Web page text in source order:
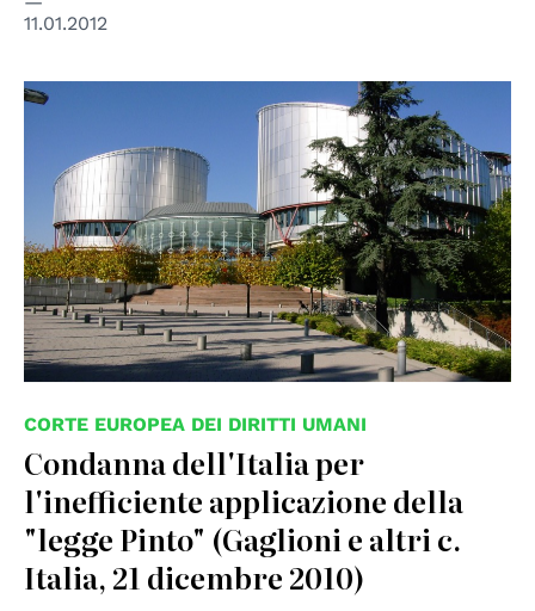
11.01.2012
© Consiglio d'Europa
CORTE EUROPEA DEI DIRITTI UMANI
Condanna dell'Italia per
l'inefficiente applicazione della
"legge Pinto" (Gaglioni e altri c.
Italia, 21 dicembre 2010)